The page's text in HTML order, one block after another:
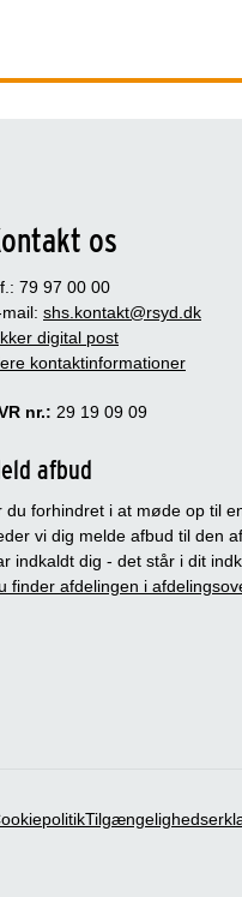
os
79 97 00 00
shs.kontakt@rsyd.dk
digital post
kontaktinformationer
nr.: 29 19 09 09
afbud
du forhindret i at møde op til
vi dig melde afbud til den
indkaldt dig - det står i dit
finder afdelingen i